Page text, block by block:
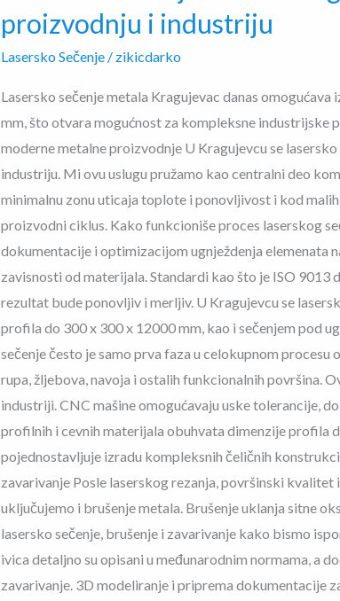
proizvodnju i industriju
Lasersko Sečenje/ zikicdarko
Lasersko sečenje metala Kragujevac danas
mm, što otvara mogućnost za kompleksne industrijske
moderne metalne proizvodnje U Kragujevcu se
industriju. Mi ovu uslugu pružamo kao centralni deo
minimalnu zonu uticaja toplote i ponovljivost i kod
proizvodni ciklus. Kako funkcioniše proces laserskog
dokumentacije i optimizacijom ugnježdenja elemenata
zavisnosti od materijala. Standardi kao što je ISO
rezultat bude ponovljiv i merljiv. U Kragujevcu se
profila do 300 x 300 x 12000 mm, kao i sečenjem pod
sečenje često je samo prva faza u celokupnom
rupa, žljebova, navoja i ostalih funkcionalnih površina.
industriji. CNC mašine omogućavaju uske tolerancije,
profilnih i cevnih materijala obuhvata dimenzije profila
pojednostavljuje izradu kompleksnih čeličnih
zavarivanje Posle laserskog rezanja, površinski
uključujemo i brušenje metala. Brušenje uklanja sitne
lasersko sečenje, brušenje i zavarivanje kako bismo
ivica detaljno su opisani u međunarodnim normama, a
zavarivanje. 3D modeliranje i priprema dokumentacije